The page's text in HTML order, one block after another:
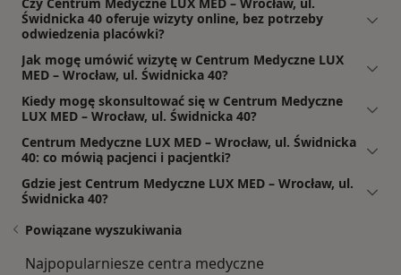
Świdnicka 40 oferuje wizyty online, bez potrzeby
odwiedzenia placówki?
Jak mogę umówić wizytę w Centrum Medyczne LUX
MED – Wrocław, ul. Świdnicka 40?
Kiedy mogę skonsultować się w Centrum Medyczne
LUX MED – Wrocław, ul. Świdnicka 40?
Centrum Medyczne LUX MED – Wrocław, ul. Świdnicka
40: co mówią pacjenci i pacjentki?
Gdzie jest Centrum Medyczne LUX MED – Wrocław, ul.
Świdnicka 40?
Powiązane wyszukiwania
Najpopularniesze centra medyczne